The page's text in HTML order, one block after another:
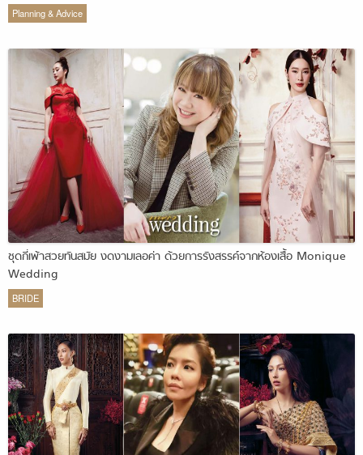
Planning & Advice
ชุดกี่เพ้าสวยทันสมัย งดงามเลอค่า ด้วยการรังสรรค์จากห้องเสื้อ Monique
Wedding
BRIDE